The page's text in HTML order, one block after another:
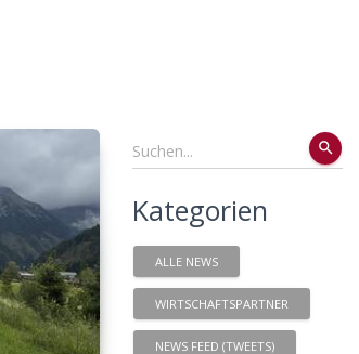
search
Kategorien
ALLE NEWS
WIRTSCHAFTSPARTNER
NEWS FEED (TWEETS)